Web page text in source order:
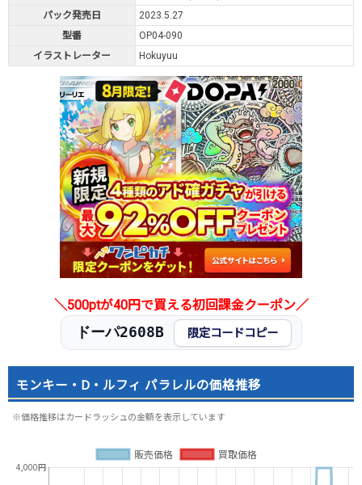
パック発売日
2023.5.27
型番
OP04-090
イラストレーター
Hokuyuu
＼500ptが40円で買える初回課金クーポン／
ドーパ2608B 限定コードコピー
モンキー・D・ルフィ パラレルの価格推移
※価格推移はカードラッシュの金額を表示しています